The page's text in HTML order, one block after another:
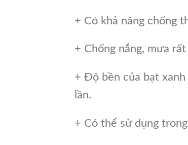
+ Có khả năng chống
+ Chống nắng, mưa
+ Độ bền của bạt
lần.
+ Có thể sử dụng